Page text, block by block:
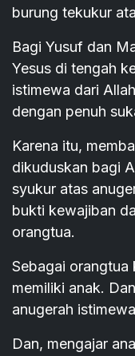
burung tekukur
Bagi Yusuf dan
Yesus di tengah
istimewa dari
dengan penuh
Karena itu,
dikuduskan bagi
syukur atas
bukti kewajiban
orangtua.
Sebagai orangtua
memiliki anak.
anugerah
Dan, mengajar